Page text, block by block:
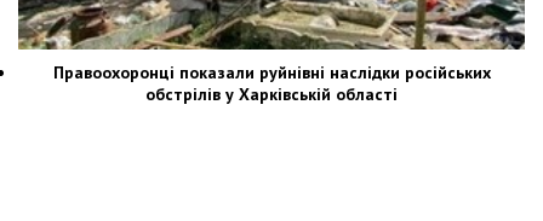
Правоохоронці показали руйнівні наслідки російських
обстрілів у Харківській області